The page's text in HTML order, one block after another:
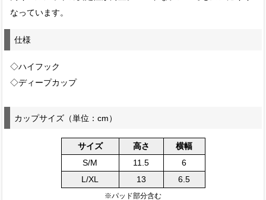
なっています。
仕様
◇ハイフック
◇ディープカップ
カップサイズ（単位：cm）
サイズ 高さ
横幅
S/M
11.5
6
L/XL
13 6.5
※パッド部分含む